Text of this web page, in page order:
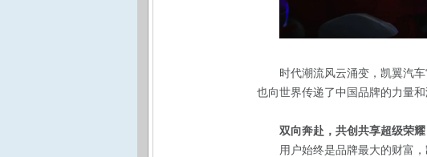
时代潮流风云涌变，凯翼汽
也向世界传递了中国品牌的力量和
双向奔赴，共创共享超级荣耀
用户始终是品牌最大的财富